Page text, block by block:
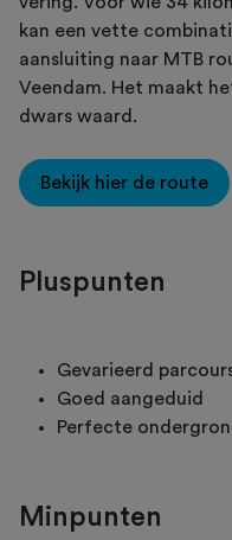
kan een vette
aansluiting naar MTB
Veendam. Het maakt
dwars waard.
Bekijk hier de route
Pluspunten
Gevarieerd
Goed aangeduid
Perfecte
Minpunten